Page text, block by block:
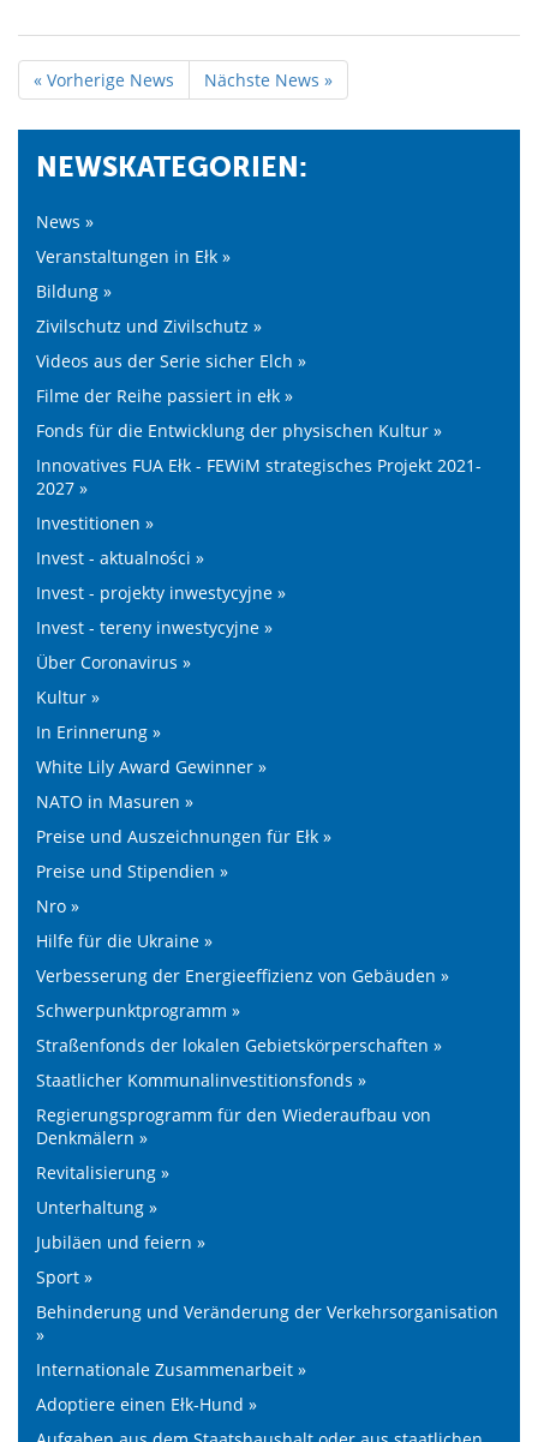
« Vorherige News Nächste News »
NEWSKATEGORIEN:
News »
Veranstaltungen in Ełk »
Bildung »
Zivilschutz und Zivilschutz »
Videos aus der Serie sicher Elch »
Filme der Reihe passiert in ełk »
Fonds für die Entwicklung der physischen Kultur »
Innovatives FUA Ełk - FEWiM strategisches Projekt 2021-
2027 »
Investitionen »
Invest - aktualności »
Invest - projekty inwestycyjne »
Invest - tereny inwestycyjne »
Über Coronavirus »
Kultur »
In Erinnerung »
White Lily Award Gewinner »
NATO in Masuren »
Preise und Auszeichnungen für Ełk »
Preise und Stipendien »
Nro »
Hilfe für die Ukraine »
Verbesserung der Energieeffizienz von Gebäuden »
Schwerpunktprogramm »
Straßenfonds der lokalen Gebietskörperschaften »
Staatlicher Kommunalinvestitionsfonds »
Regierungsprogramm für den Wiederaufbau von
Denkmälern »
Revitalisierung »
Unterhaltung »
Jubiläen und feiern »
Sport »
Behinderung und Veränderung der Verkehrsorganisation
»
Internationale Zusammenarbeit »
Adoptiere einen Ełk-Hund »